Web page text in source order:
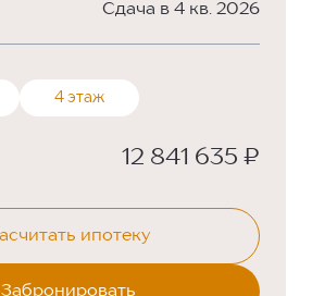
Сдача в 4 кв. 2026
4 этаж
12 841 635 ₽
Расчитать ипотеку
Забронировать